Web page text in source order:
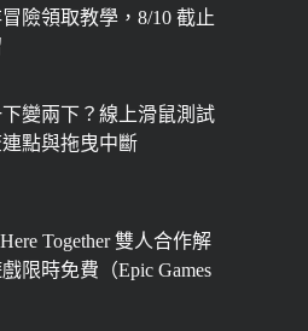
險領取教學，8/10 截止
變兩下？線上滑鼠測試
點與拖曳中斷
Together 雙人合作解
限時免費（Epic Games